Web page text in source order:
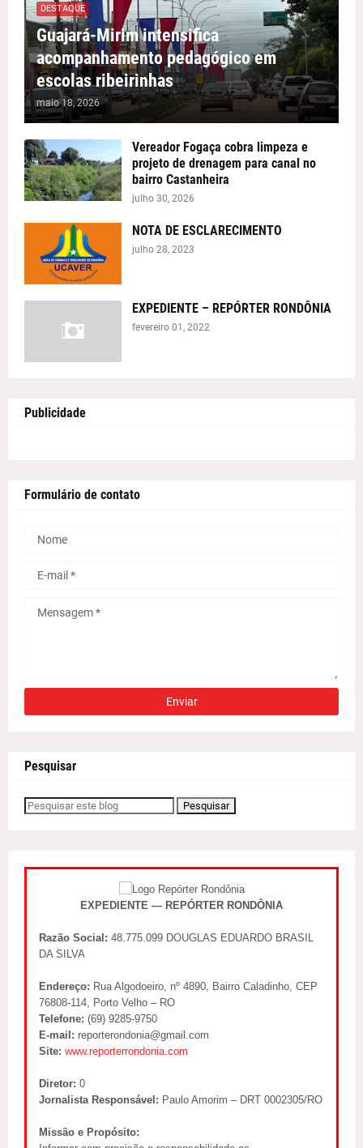
DESTAQUE
Guajará-Mirim intensifica
acompanhamento pedagógico em
escolas ribeirinhas
maio 18, 2026
Vereador Fogaça cobra limpeza e
projeto de drenagem para canal no
bairro Castanheira
julho 30, 2026
NOTA DE ESCLARECIMENTO
julho 28, 2023
EXPEDIENTE – REPÓRTER RONDÔNIA
fevereiro 01, 2022
Publicidade
Formulário de contato
Pesquisar
EXPEDIENTE — REPÓRTER RONDÔNIA
Razão Social: 48.775.099 DOUGLAS EDUARDO BRASIL
DA SILVA
Endereço: Rua Algodoeiro, nº 4890, Bairro Caladinho, CEP
76808-114, Porto Velho – RO
Telefone: (69) 9285-9750
E-mail: reporterondonia@gmail.com
Site: www.reporterrondonia.com
Diretor: 0
Jornalista Responsável: Paulo Amorim – DRT 0002305/RO
Missão e Propósito: